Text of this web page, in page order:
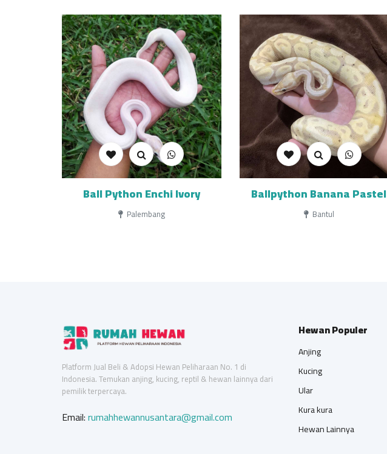
Ball Python Enchi Ivory
Palembang
Ballpython Banana Pastel
Bantul
Platform Jual Beli & Adopsi Hewan Peliharaan No. 1 di
Indonesia. Temukan anjing, kucing, reptil & hewan lainnya dari
pemilik terpercaya.
Email:rumahhewannusantara@gmail.com
Hewan Populer
Anjing
Kucing
Ular
Kura kura
Hewan Lainnya